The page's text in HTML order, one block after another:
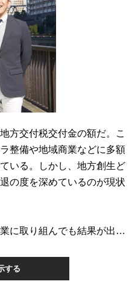
方交付税交付金の額だ。こ
整備や地域商業などに多額
いる。しかし、地方創生ど
の度を深めているのが現状
に取り組んでも結果が出…
する